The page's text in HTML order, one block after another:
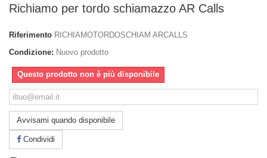
Richiamo per tordo schiamazzo AR Calls
Riferimento RICHIAMOTORDOSCHIAM ARCALLS
Condizione: Nuovo prodotto
Questo prodotto non è più disponibile
Avvisami quando disponibile
Condividi